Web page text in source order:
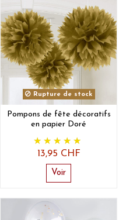
Rupture de stock
Pompons de fête décoratifs
en papier Doré
13,95 CHF
Voir